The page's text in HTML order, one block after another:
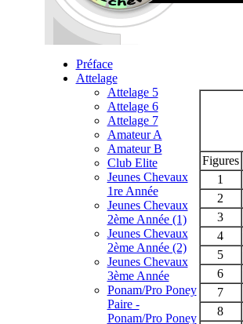
Préface
Attelage
Attelage 5
Attelage 6
Attelage 7
Amateur A
Amateur B
Club Elite
Jeunes Chevaux
1re Année
Jeunes Chevaux
2ème Année (1)
Jeunes Chevaux
2ème Année (2)
Jeunes Chevaux
3ème Année
Ponam/Pro Poney
Paire -
Ponam/Pro Poney
Figures
1
2
3
4
5
6
7
8